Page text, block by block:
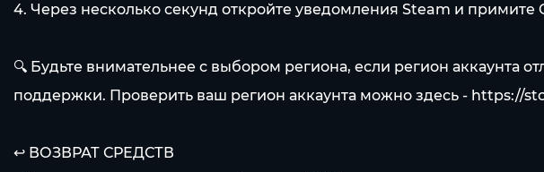
4. Через несколько секунд откройте уведомления Steam и примите
🔍 Будьте внимательнее с выбором региона, если регион аккаунта
поддержки. Проверить ваш регион аккаунта можно здесь - https://
↩️ ВОЗВРАТ СРЕДСТВ